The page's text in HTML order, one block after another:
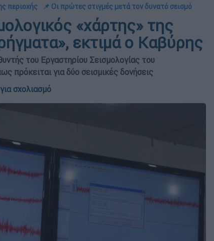
περιοχής 📌 Οι πρώτες στιγμές μετά τον δυνατό σεισμό
«χάρτης» της
εκτιμά ο Καβύρης
του Εργαστηρίου Σεισμολογίας του
πρόκειται για δύο σεισμικές δονήσεις
σχολιασμό